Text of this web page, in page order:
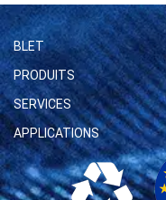
BLET
PRODUITS
SERVICES
APPLICATIONS